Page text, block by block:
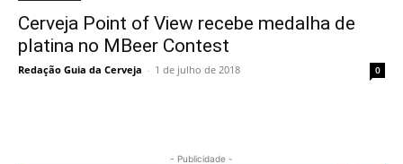
Cerveja Point of View recebe medalha de
platina no MBeer Contest
Redação Guia da Cerveja - 1 de julho de 2018 0
- Publicidade -